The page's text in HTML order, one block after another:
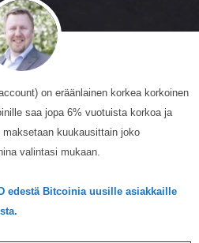
on eräänlainen korkea korkoinen
saa jopa 6% vuotuista korkoa ja
kuukausittain joko
valintasi mukaan.
edestä Bitcoinia uusille asiakkaille